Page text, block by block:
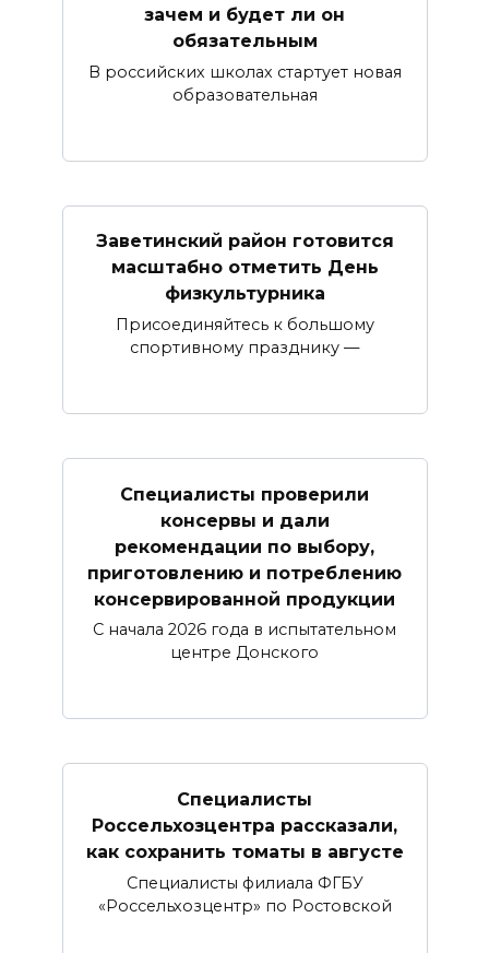
зачем и будет ли он
обязательным
В российских школах стартует новая
образовательная
Заветинский район готовится
масштабно отметить День
физкультурника
Присоединяйтесь к большому
спортивному празднику —
Специалисты проверили
консервы и дали
рекомендации по выбору,
приготовлению и потреблению
консервированной продукции
С начала 2026 года в испытательном
центре Донского
Специалисты
Россельхозцентра рассказали,
как сохранить томаты в августе
Специалисты филиала ФГБУ
«Россельхозцентр» по Ростовской